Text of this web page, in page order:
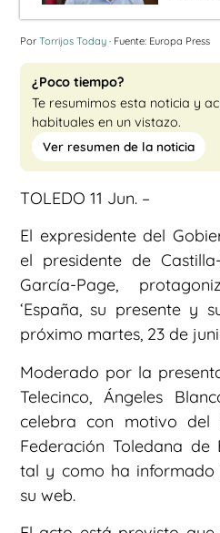
Por Torrijos Today · Fuente: Europa Press
¿Poco tiempo?
Te resumimos esta noticia y
habituales en un vistazo.
Ver resumen de la noticia
TOLEDO 11 Jun. –
El expresidente del
el presidente de
García-Page,
‘España, su presente y
próximo martes, 23 de
Moderado por la
Telecinco, Ángeles
celebra con motivo
Federación Toledana de
tal y como ha
su web.